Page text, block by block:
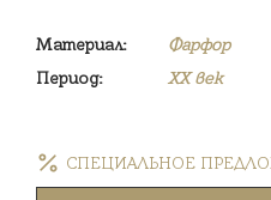
Материал:
Фарфор
Период:
XX век
СПЕЦИАЛЬНОЕ